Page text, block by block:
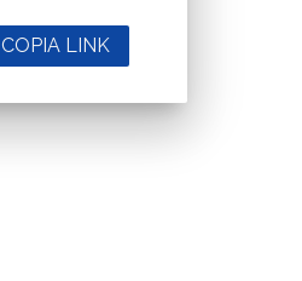
COPIA LINK